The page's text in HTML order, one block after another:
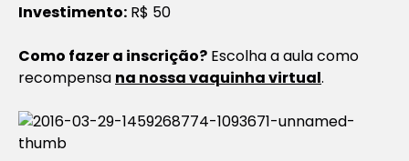
Investimento: R$ 50
Como fazer a inscrição? Escolha a aula como
recompensa na nossa vaquinha virtual.